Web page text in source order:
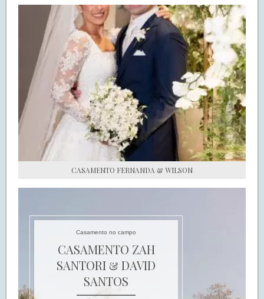
CASAMENTO FERNANDA & WILSON
Casamento no campo
CASAMENTO ZAH
SANTORI & DAVID
SANTOS